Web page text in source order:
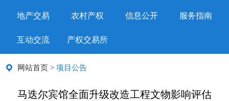
地产交易 农村产权 信息公开 服务指南
互动交流 产权交易所
网站首页 > 项目公告
马迭尔宾馆全面升级改造工程文物影响评估